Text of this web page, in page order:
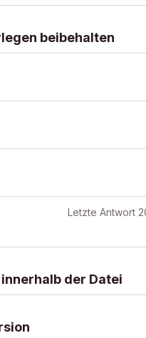
beibehalten
Letzte Antwort
der Datei